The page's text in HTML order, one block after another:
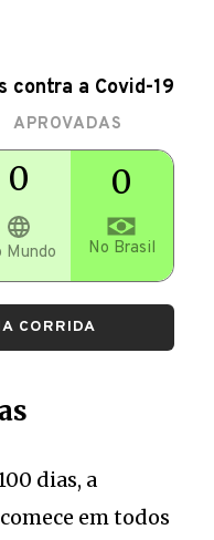
contra a Covid-19
APROVADAS
0
Mundo
0
No Brasil
CORRIDA
dias, a
em todos